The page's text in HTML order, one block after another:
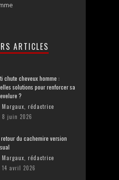
ARTICLES
chute cheveux homme :
solutions pour renforcer sa
?
Margaux, rédactrice
8 juin 2026
retour du cachemire version
Margaux, rédactrice
14 avril 2026